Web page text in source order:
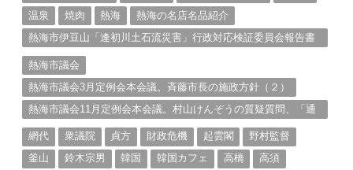
温泉
焼肉 熱海
熱海の名店名品紹介
熱海市伊豆山「逢初川土石流災害」行政対応検証委員会報告書
熱海市議会
熱海市議会3月定例会本会議。斉藤市長の施政方針（２）
熱海市議会11月定例会本会議。村山けんぞうの質疑質問、「通
網代
衆議院 貞方 財政危機 起雲閣
野村監督
釜山
鈴木宗男 韓国 韓国カフェ 高橋 高須